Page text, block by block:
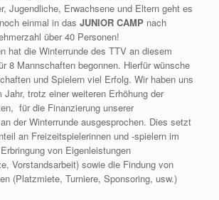
Jugendliche, Erwachsene und Eltern geht es
einmal in das JUNIOR CAMPnach
über 40 Personen!
hat die Winterrunde des TTV an diesem
8 Mannschaften begonnen. Hierfür wünsche
und Spielern viel Erfolg. Wir haben uns
Jahr, trotz einer weiteren Erhöhung der
für die Finanzierung unserer
der Winterrunde ausgesprochen. Dies setzt
an Freizeitspielerinnen und -spielern im
von Eigenleistungen
Vorstandsarbeit) sowie die Findung von
(Platzmiete, Turniere, Sponsoring, usw.)